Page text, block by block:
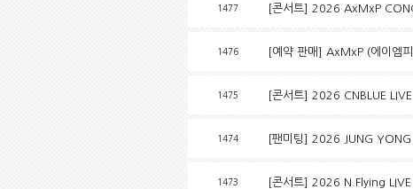
1477 [콘서트] 2026 AxMxP
1476 [예약 판매] AxMxP (에이엠
1475 [콘서트] 2026 CNBLUE LIVE
1474 [팬미팅] 2026 JUNG YONG
1473 [콘서트] 2026 N.Flying LIVE